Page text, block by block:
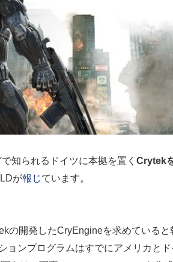
知られるドイツに本拠を置く Crytek
が報じています。
の開発したCryEngineを求めていると
ョンプログラムはすでにアメリカとド